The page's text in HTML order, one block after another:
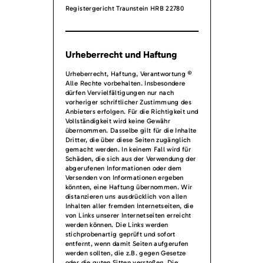
Registergericht Traunstein HRB 22780
Urheberrecht und Haftung
Urheberrecht, Haftung, Verantwortung ©
Alle Rechte vorbehalten. Insbesondere
dürfen Vervielfältigungen nur nach
vorheriger schriftlicher Zustimmung des
Anbieters erfolgen. Für die Richtigkeit und
Vollständigkeit wird keine Gewähr
übernommen. Dasselbe gilt für die Inhalte
Dritter, die über diese Seiten zugänglich
gemacht werden. In keinem Fall wird für
Schäden, die sich aus der Verwendung der
abgerufenen Informationen oder dem
Versenden von Informationen ergeben
könnten, eine Haftung übernommen. Wir
distanzieren uns ausdrücklich von allen
Inhalten aller fremden Internetseiten, die
von Links unserer Internetseiten erreicht
werden können. Die Links werden
stichprobenartig geprüft und sofort
entfernt, wenn damit Seiten aufgerufen
werden sollten, die z.B. gegen Gesetze